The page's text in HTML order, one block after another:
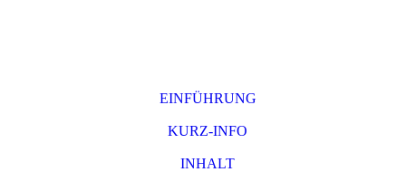
EINFÜHRUNG
KURZ-INFO
INHALT